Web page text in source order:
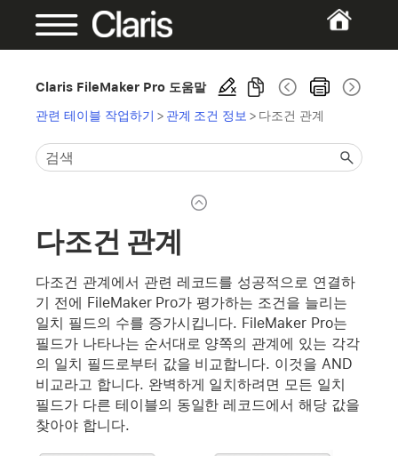
Claris FileMaker Pro 도움말
관련 테이블 작업하기 > 관계 조건 정보 > 다조건 관계
다조건 관계
다조건 관계에서 관련 레코드를 성공적으로 연결하
기 전에 FileMaker Pro가 평가하는 조건을 늘리는
일치 필드의 수를 증가시킵니다. FileMaker Pro는
필드가 나타나는 순서대로 양쪽의 관계에 있는 각각
의 일치 필드로부터 값을 비교합니다. 이것을 AND
비교라고 합니다. 완벽하게 일치하려면 모든 일치
필드가 다른 테이블의 동일한 레코드에서 해당 값을
찾아야 합니다.